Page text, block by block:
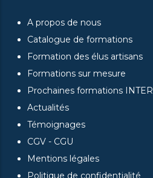
A propos de nous
Catalogue de formations
Formation des élus artisans
Formations sur mesure
Prochaines formations INTER
Actualités
Témoignages
CGV - CGU
Mentions légales
Politique de confidentialité